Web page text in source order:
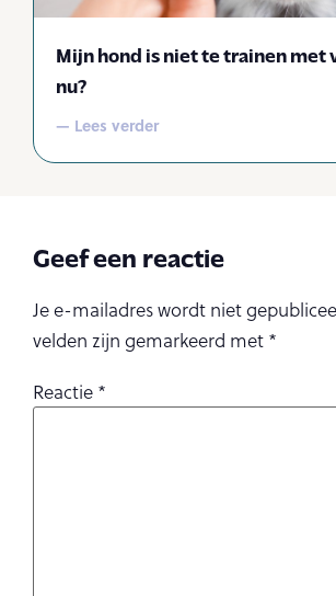
Mijn hond is niet te trainen met
nu?
— Lees verder
Geef een reactie
Je e-mailadres wordt niet
velden zijn gemarkeerd met *
Reactie *